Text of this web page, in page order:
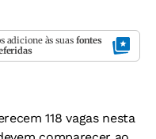
adicione às suas fontes
118 vagas nesta